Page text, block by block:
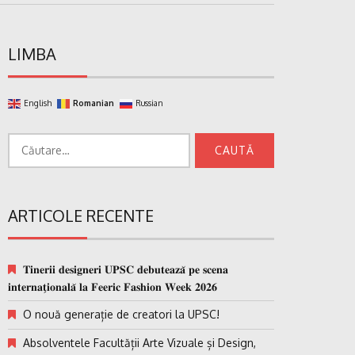
LIMBA
English Romanian Russian
după:
ARTICOLE RECENTE
𝐓𝐢𝐧𝐞𝐫𝐢𝐢 𝐝𝐞𝐬𝐢𝐠𝐧𝐞𝐫𝐢 𝐔𝐏𝐒𝐂 𝐝𝐞𝐛𝐮𝐭𝐞𝐚𝐳𝐚̆ 𝐩𝐞 𝐬𝐜𝐞𝐧𝐚
𝐢𝐧𝐭𝐞𝐫𝐧𝐚𝐭̗𝐢𝐨𝐧𝐚𝐥𝐚̆ 𝐥𝐚 𝐅𝐞𝐞𝐫𝐢𝐜 𝐅𝐚𝐬𝐡𝐢𝐨𝐧 𝐖𝐞𝐞𝐤 𝟐𝟎𝟐𝟔
O nouă generație de creatori la UPSC!
Absolventele Facultății Arte Vizuale și Design,